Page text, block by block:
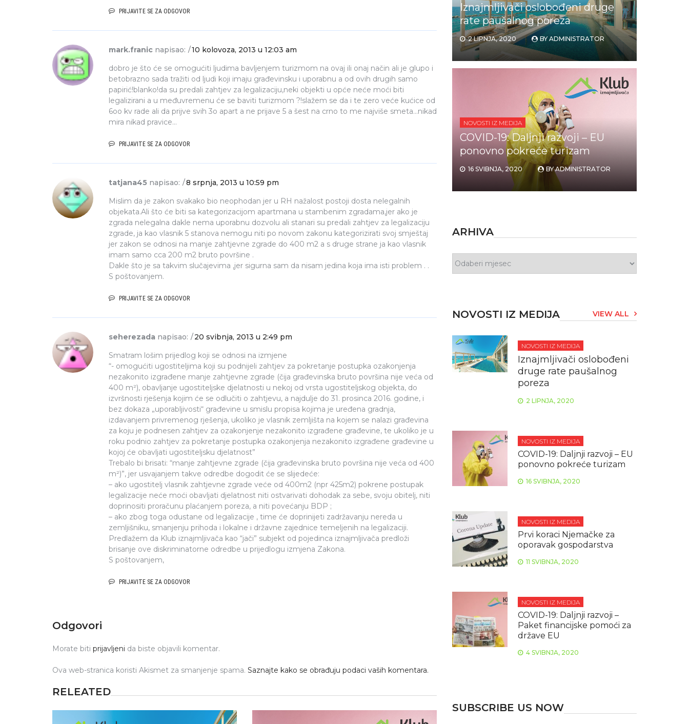
PRIJAVITE SE ZA ODGOVOR
mark.franic napisao:
10 kolovoza, 2013 u 12:03 am
dobro je što će se omogućiti ljudima bavljenjem turizmom na ovaj ili onaj način ali je glupo i
betobrazno sada tražiti od ljudi koji imaju građevinsku i uporabnu a od ovih drugih samo
papirić!blanko!da su predali zahtjev za legalizaciju,neki objekti u opće neće moći biti
legalizirani a u međuvremenu će se baviti turizmom ?!slažem se da i te zero veće kućice od
6oo kv rade ali da prijve svih 3o apart a ne prijave 5 a šest na crno to me najviše smeta…nikad
mira nikad pravice…
PRIJAVITE SE ZA ODGOVOR
tatjana45 napisao:
8 srpnja, 2013 u 10:59 pm
Mislim da je zakon svakako bio neophodan jer u RH nažalost postoji dosta nelegalnih
objekata.Ali što će biti sa kategorizacijom apartmana u stambenim zgradama,jer ako je
zgrada nelegalna dakle nema uporabnu dozvolu ali stanari su predali zahtjev za legalizaciju
zgrade, ja kao vlasnik 5 stanova nemogu niti po novom zakonu kategorizirati svoj smještaj
jer zakon se odnosi na manje zahtjevne zgrade do 400 m2 a s druge strane ja kao vlasnik
imam samo cca 200 m2 bruto površine .
Dakle što je sa takvim slučajevima ,jer sigurna sam da nisam jedina koja ima isti problem . .
S poštovanjem.
PRIJAVITE SE ZA ODGOVOR
seherezada napisao:
20 svibnja, 2013 u 2:49 pm
Smatram lošim prijedlog koji se odnosi na izmjene
“- omogućiti ugostiteljima koji su podnijeli zahtjev za pokretanje postupka ozakonjenja
nezakonito izgrađene manje zahtjevne zgrade (čija građevinska bruto površina nije veća od
400 m²), obavljanje ugostiteljske djelatnosti u nekoj od vrsta ugostiteljskog objekta, do
izvršnosti rješenja kojim će se odlučiti o zahtjevu, a najdulje do 31. prosinca 2016. godine, i
bez dokaza „uporabljivosti“ građevine u smislu propisa kojima je uređena gradnja,
izdavanjem privremenog rješenja, ukoliko je vlasnik zemljišta na kojem se nalazi građevina
za koju je podnesen zahtjev za ozakonjenje nezakonito izgrađene građevine, te ukoliko je u
roku podnio zahtjev za pokretanje postupka ozakonjenja nezakonito izgrađene građevine u
kojoj će obavljati ugostiteljsku djelatnost”
Trebalo bi brisati: “manje zahtjevne zgrade (čija građevinska bruto površina nije veća od 400
m²)”, jer usvajanjem takve odredbe dogodit će se slijedeće:
– ako ugostitelj vlasnik zahtjevne zgrade veće od 400m2 (npr 425m2) pokrene postupak
legalizacije neće moći obavljati djelatnost niti ostvarivati dohodak za sebe, svoju obitelj, niti
doprinositi proračunu plaćanjem poreza, a niti povećanju BDP ;
– ako zbog toga odustane od legalizacije , time će doprinijeti zadržavanju nereda u
zemljišniku, smanjenju prihoda i lokalne i državne zajednice temeljenih na legalizaciji.
Predlažem da Klub iznajmljivača kao “jači” subjekt od pojedinca iznajmljivača predloži
brisanje ove diskriminatorne odredbe u prijedlogu izmjena Zakona.
S poštovanjem,
PRIJAVITE SE ZA ODGOVOR
Odgovori
Morate biti prijavljeni da biste objavili komentar.
Ova web-stranica koristi Akismet za smanjenje spama. Saznajte kako se obrađuju podaci vaših komentara.
RELEATED
Iznajmljivači oslobođeni druge
rate paušalnog poreza
2 LIPNJA, 2020 BYADMINISTRATOR
NOVOSTI IZ MEDIJA
COVID-19: Daljnji razvoji – EU
ponovno pokreće turizam
16 SVIBNJA, 2020 BYADMINISTRATOR
ARHIVA
NOVOSTI IZ MEDIJA VIEW ALL
NOVOSTI IZ MEDIJA
Iznajmljivači oslobođeni
druge rate paušalnog
poreza
2 LIPNJA, 2020
NOVOSTI IZ MEDIJA
COVID-19: Daljnji razvoji – EU
ponovno pokreće turizam
16 SVIBNJA, 2020
NOVOSTI IZ MEDIJA
Prvi koraci Njemačke za
oporavak gospodarstva
11 SVIBNJA, 2020
NOVOSTI IZ MEDIJA
COVID-19: Daljnji razvoji –
Paket financijske pomoći za
države EU
4 SVIBNJA, 2020
SUBSCRIBE US NOW